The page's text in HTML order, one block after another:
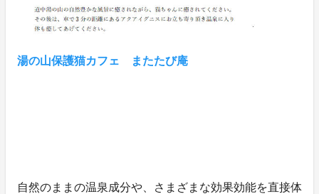
湯の山保護猫カフェ またたび庵
自然のままの温泉成分や、さまざまな効果効能を直接体